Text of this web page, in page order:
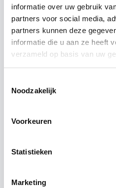
informatie over uw gebruik
partners voor social media,
partners kunnen deze
informatie die u aan ze heeft
verzameld op basis van uw
Noodzakelijk
Voorkeuren
Statistieken
Marketing
"asterisk"
hoe langer de sticker.